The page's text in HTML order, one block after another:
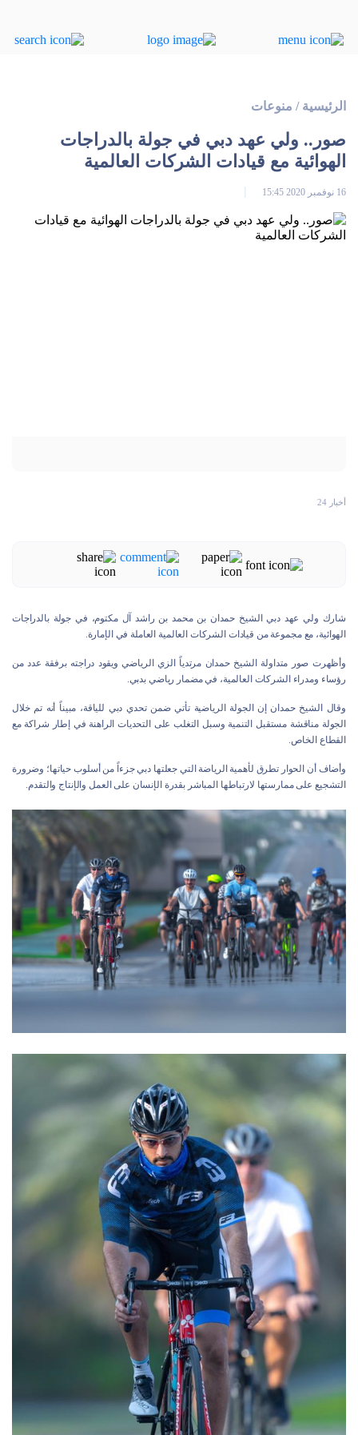
الرئيسية / منوعات
صور.. ولي عهد دبي في جولة بالدراجات
الهوائية مع قيادات الشركات العالمية
16 نوفمبر 2020 15:45
أخبار 24
شارك ولي عهد دبي الشيخ حمدان بن محمد بن راشد آل مكتوم، في جولة بالدراجات
الهوائية، مع مجموعة من قيادات الشركات العالمية العاملة في الإمارة.
وأظهرت صور متداولة الشيخ حمدان مرتدياً الزي الرياضي ويقود دراجته برفقة عدد من
رؤساء ومدراء الشركات العالمية، في مضمار رياضي بدبي.
وقال الشيخ حمدان إن الجولة الرياضية تأتي ضمن تحدي دبي للياقة، مبيناً أنه تم خلال
الجولة مناقشة مستقبل التنمية وسبل التغلب على التحديات الراهنة في إطار شراكة مع
القطاع الخاص.
وأضاف أن الحوار تطرق لأهمية الرياضة التي جعلتها دبي جزءاً من أسلوب حياتها؛ وضرورة
التشجيع على ممارستها لارتباطها المباشر بقدرة الإنسان على العمل والإنتاج والتقدم.